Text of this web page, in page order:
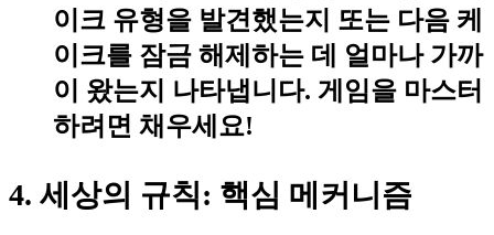
이크 유형을 발견했는지 또는 다음 케
이크를 잠금 해제하는 데 얼마나 가까
이 왔는지 나타냅니다. 게임을 마스터
하려면 채우세요!
4. 세상의 규칙: 핵심 메커니즘